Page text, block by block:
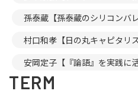
孫泰蔵【孫泰蔵のシリコンバ
村口和孝【日の丸キャピタリ
安岡定子【『論語』を実践に活
TERM